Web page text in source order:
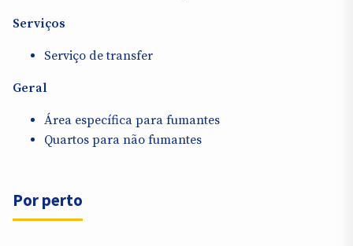
Serviços
Serviço de transfer
Geral
Área específica para fumantes
Quartos para não fumantes
Por perto